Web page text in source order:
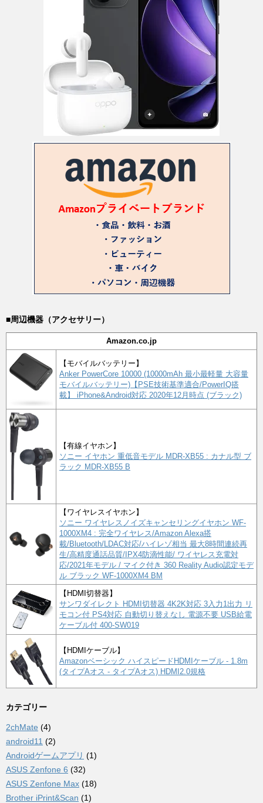
■周辺機器（アクセサリー）
Amazon.co.jp
【モバイルバッテリー】
Anker PowerCore 10000 (10000mAh 最小最軽量 大容量
モバイルバッテリー)【PSE技術基準適合/PowerIQ搭
載】 iPhone&Android対応 2020年12月時点 (ブラック)
【有線イヤホン】
ソニー イヤホン 重低音モデル MDR-XB55 : カナル型 ブ
ラック MDR-XB55 B
【ワイヤレスイヤホン】
ソニー ワイヤレスノイズキャンセリングイヤホン WF-
1000XM4 : 完全ワイヤレス/Amazon Alexa搭
載/Bluetooth/LDAC対応/ハイレゾ相当 最大8時間連続再
生/高精度通話品質/IPX4防滴性能/ ワイヤレス充電対
応/2021年モデル / マイク付き 360 Reality Audio認定モデ
ル ブラック WF-1000XM4 BM
【HDMI切替器】
サンワダイレクト HDMI切替器 4K2K対応 3入力1出力 リ
モコン付 PS4対応 自動切り替えなし 電源不要 USB給電
ケーブル付 400-SW019
【HDMIケーブル】
Amazonベーシック ハイスピードHDMIケーブル - 1.8m
(タイプAオス - タイプAオス) HDMI2.0規格
カテゴリー
2chMate (4)
android11 (2)
Androidゲームアプリ (1)
ASUS Zenfone 6 (32)
ASUS Zenfone Max (18)
Brother iPrint&Scan (1)